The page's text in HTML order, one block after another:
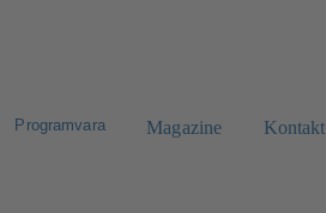
Programvara Magazine Kontakt